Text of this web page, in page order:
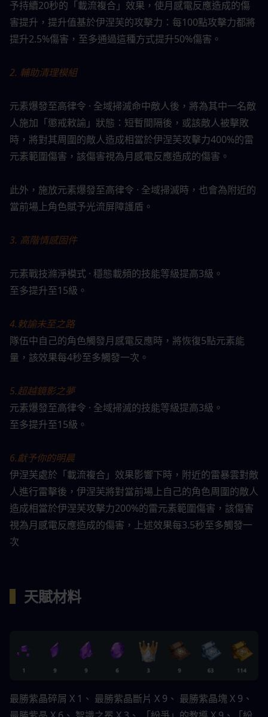
予持續20秒的「載流複合」效果，使月感電反應造成的傷
害提升，提升值基於伊涅芙的攻擊力：每100點攻擊力都將
提升2.5%傷害，至多通過這種方式提升50%傷害。
2. 輔助清理模組
元素爆發至高律令 · 全域掃滅命中敵人後，將為其中一名敵
人施加「懲戒敕諭」狀態：短暫間隔後，或該敵人被擊敗
時，將對其周圍的敵人造成相當於伊涅芙攻擊力400%的雷
元素範圍傷害，該傷害視為月感電反應造成的傷害。
此外，施放元素爆發至高律令 · 全域掃滅時，也會為附近的
當前場上角色賦予光流屏障護盾。
3. 高階情感固件
元素戰技滌淨模式 · 穩態載頻的技能等級提高3級。
至多提升至15級。
4.敕諭未至之路
隊伍中自己的角色觸發月感電反應時，將恢復5點元素能
量，該效果每4秒至多觸發一次。
5.超越鏡影之夢
元素爆發至高律令 · 全域掃滅的技能等級提高3級。
至多提升至15級。
6.獻予你的明晨
伊涅芙處於「載流複合」效果影響下時，附近的雷暴雲對敵
人進行雷擊後，伊涅芙將對當前場上自己的角色周圍的敵人
造成相當於伊涅芙攻擊力200%的雷元素範圍傷害，該傷害
視為月感電反應造成的傷害，上述效果每3.5秒至多觸發一
次
天賦材料
最勝紫晶碎屑 X 1、 最勝紫晶斷片 X 9、 最勝紫晶塊 X 9、